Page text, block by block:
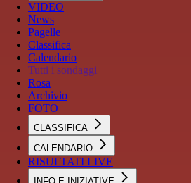
VIDEO
News
Pagelle
Classifica
Calendario
Tutti i sondaggi
Rosa
Archivio
FOTO
CLASSIFICA
CALENDARIO
RISULTATI LIVE